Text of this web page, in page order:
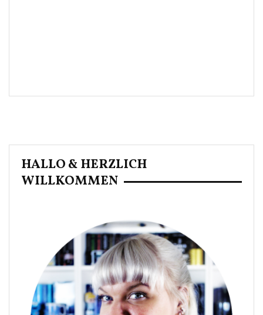
HALLO & HERZLICH
WILLKOMMEN